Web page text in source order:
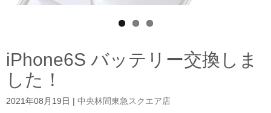
iPhone6S バッテリー交換しま
した！
2021年08月19日 中央林間東急スクエア店